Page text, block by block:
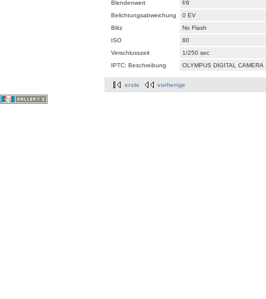
Blendenwert
f/9
Belichtungsabweichung
0 EV
Blitz
No Flash
ISO
80
Verschlusszeit
1/250 sec
IPTC: Beschreibung
OLYMPUS DIGITAL CAMERA
erste vorherige